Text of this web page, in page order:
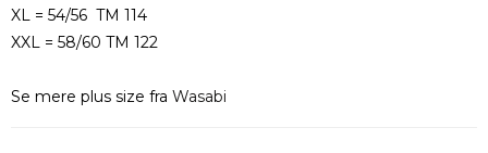
XL = 54/56 TM 114
XXL = 58/60 TM 122
Se mere plus size fra Wasabi